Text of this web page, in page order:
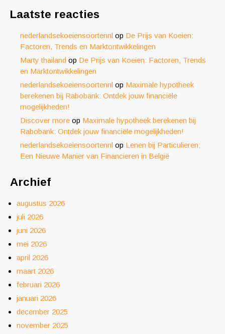
Laatste reacties
nederlandsekoeiensoortennl op De Prijs van Koeien:
Factoren, Trends en Marktontwikkelingen
Marty thailand op De Prijs van Koeien: Factoren, Trends
en Marktontwikkelingen
nederlandsekoeiensoortennl op Maximale hypotheek
berekenen bij Rabobank: Ontdek jouw financiële
mogelijkheden!
Discover more op Maximale hypotheek berekenen bij
Rabobank: Ontdek jouw financiële mogelijkheden!
nederlandsekoeiensoortennl op Lenen bij Particulieren:
Een Nieuwe Manier van Financieren in België
Archief
augustus 2026
juli 2026
juni 2026
mei 2026
april 2026
maart 2026
februari 2026
januari 2026
december 2025
november 2025